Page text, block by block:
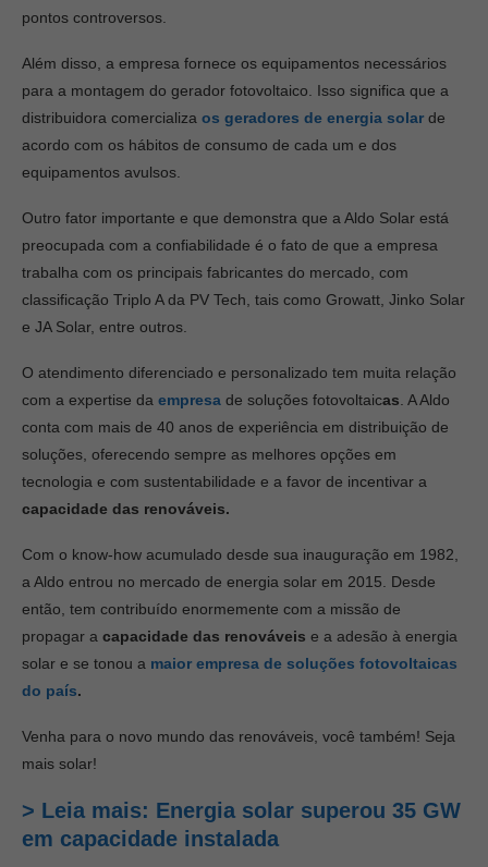
pontos controversos.
Além disso, a empresa fornece os equipamentos necessários
para a montagem do gerador fotovoltaico. Isso significa que a
distribuidora comercializa os geradores de energia solar de
acordo com os hábitos de consumo de cada um e dos
equipamentos avulsos.
Outro fator importante e que demonstra que a Aldo Solar está
preocupada com a confiabilidade é o fato de que a empresa
trabalha com os principais fabricantes do mercado, com
classificação Triplo A da PV Tech, tais como Growatt, Jinko Solar
e JA Solar, entre outros.
O atendimento diferenciado e personalizado tem muita relação
com a expertise da empresa de soluções fotovoltaicas . A Aldo
conta com mais de 40 anos de experiência em distribuição de
soluções, oferecendo sempre as melhores opções em
tecnologia e com sustentabilidade e a favor de incentivar a
capacidade das renováveis.
Com o know-how acumulado desde sua inauguração em 1982,
a Aldo entrou no mercado de energia solar em 2015. Desde
então, tem contribuído enormemente com a missão de
propagar a capacidade das renováveis e a adesão à energia
solar e se tonou a maior empresa de soluções fotovoltaicas
do país.
Venha para o novo mundo das renováveis, você também! Seja
mais solar!
> Leia mais: Energia solar superou 35 GW
em capacidade instalada